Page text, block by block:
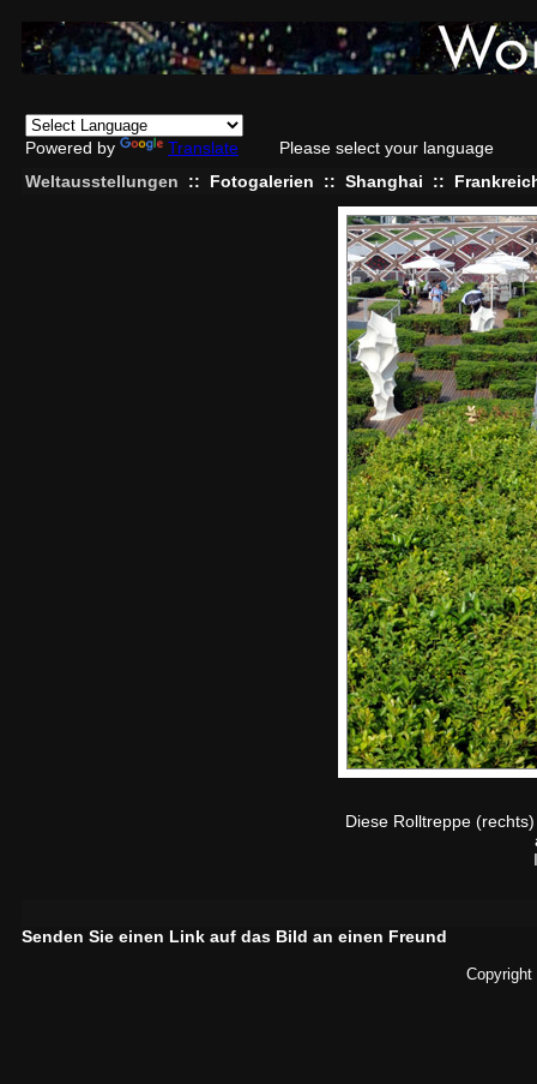
Powered by Translate
Please select your language
Weltausstellungen
:: Fotogalerien :: Shanghai ::
Diese Rolltreppe
Senden Sie einen Link auf das Bild an einen Freund